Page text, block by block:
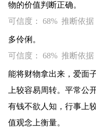
物的价值判断正确。
可信度： 68% 推断依据
多伶俐。
可信度： 68% 推断依据
能将财物拿出来，爱面
上较容易周转。平常公
有钱不欲人知，行事上
值观念上衡量。